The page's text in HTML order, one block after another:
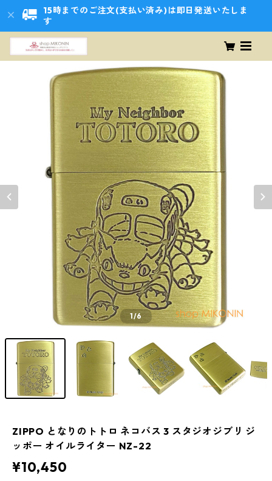
15時までのご注文(支払い済み)は即日発送いたしま
す
1/6
ZIPPO となりのトトロ ネコバス 3 スタジオジブリ ジ
ッポー オイルライター NZ-22
¥10,450